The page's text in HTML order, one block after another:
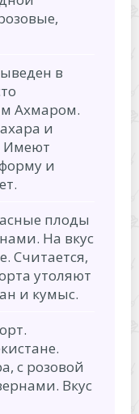
в
Ахмаром.
и
Имеют
и
плоды
На вкус
Считается,
утоляют
и кумыс.
с розовой
Вкус